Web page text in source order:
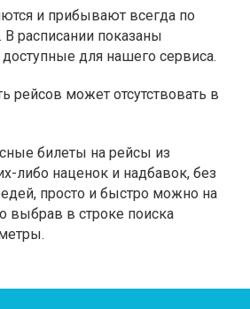
и прибывают всегда по
расписании показаны
для нашего сервиса.
рейсов может отсутствовать в
билеты на рейсы из
либо наценок и надбавок, без
просто и быстро можно на
выбрав в строке поиска